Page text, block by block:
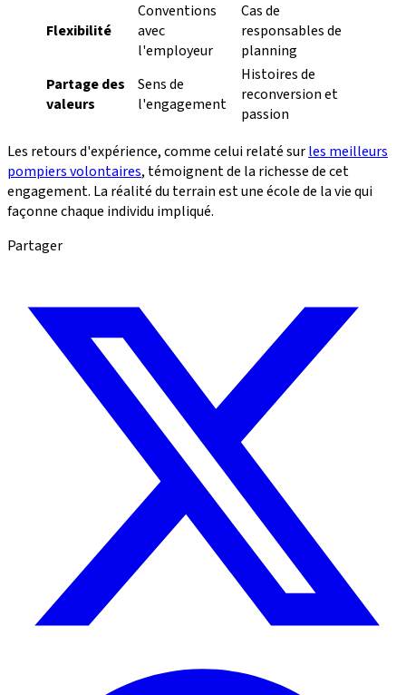
Flexibilité
Conventions
avec
l'employeur
Cas de
responsables de
planning
Partage des
valeurs
Sens de
l'engagement
Histoires de
reconversion et
passion
Les retours d'expérience, comme celui relaté surles meilleurs
pompiers volontaires, témoignent de la richesse de cet
engagement. La réalité du terrain est une école de la vie qui
façonne chaque individu impliqué.
Partager